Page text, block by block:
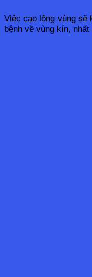
Việc cạo lông vùng sẽ
bệnh về vùng kín,